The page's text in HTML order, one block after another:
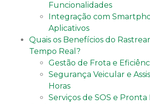
Funcionalidades
Integração com
Aplicativos
Quais os Benefícios do
Tempo Real?
Gestão de Frota e
Segurança Veicular e
Horas
Serviços de SOS e Pronta